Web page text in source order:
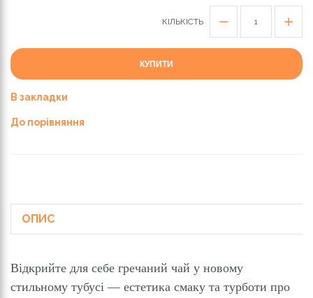
КІЛЬКІСТЬ
КУПИТИ
В закладки
До порівняння
ОПИС
Відкрийте для себе гречаний чай у новому
стильному тубусі — естетика смаку та турботи про